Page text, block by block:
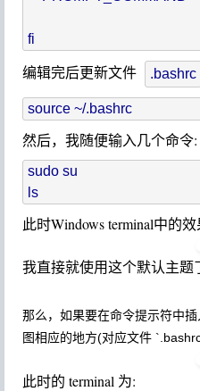
编辑完后更新文件 .bashrc
然后，我随便输入几个命令:
sudo su
此时Windows terminal中的效
我直接就使用这个默认主题
那么，如果要在命令提示符中
图相应的地方(对应文件
此时的 terminal 为: